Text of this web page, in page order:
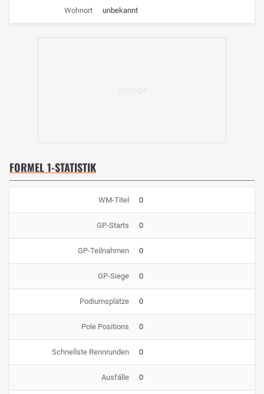
Wohnort unbekannt
FORMEL 1-STATISTIK
WM-Titel 0
GP-Starts 0
GP-Teilnahmen 0
GP-Siege 0
Podiumsplätze 0
Pole Positions 0
Schnellste Rennrunden 0
Ausfälle 0